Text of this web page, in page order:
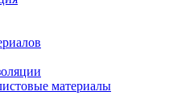
материалы